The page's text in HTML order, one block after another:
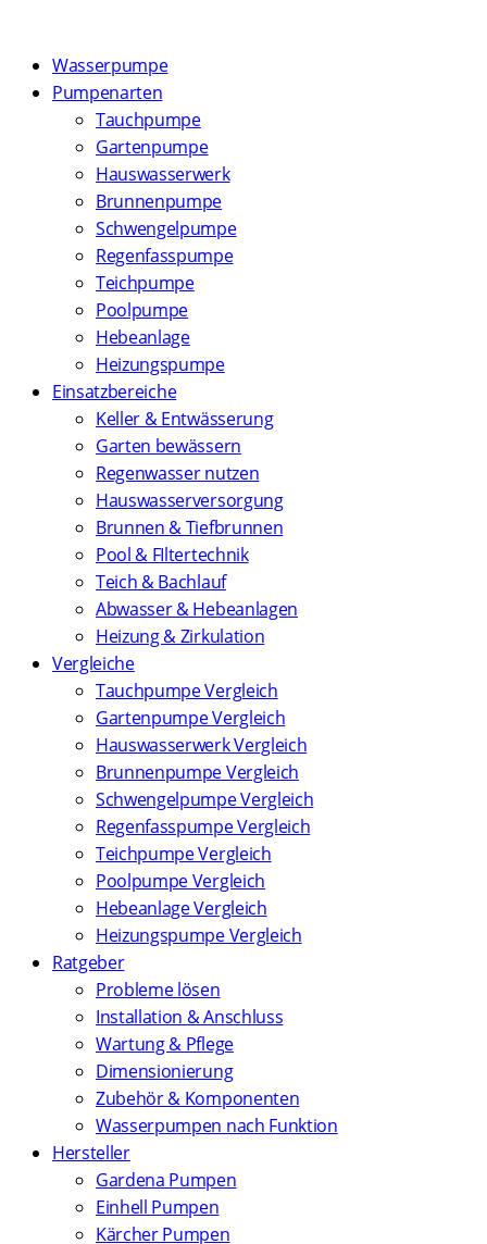
Wasserpumpe
Pumpenarten
Tauchpumpe
Gartenpumpe
Hauswasserwerk
Brunnenpumpe
Schwengelpumpe
Regenfasspumpe
Teichpumpe
Poolpumpe
Hebeanlage
Heizungspumpe
Einsatzbereiche
Keller & Entwässerung
Garten bewässern
Regenwasser nutzen
Hauswasserversorgung
Brunnen & Tiefbrunnen
Pool & FIltertechnik
Teich & Bachlauf
Abwasser & Hebeanlagen
Heizung & Zirkulation
Vergleiche
Tauchpumpe Vergleich
Gartenpumpe Vergleich
Hauswasserwerk Vergleich
Brunnenpumpe Vergleich
Schwengelpumpe Vergleich
Regenfasspumpe Vergleich
Teichpumpe Vergleich
Poolpumpe Vergleich
Hebeanlage Vergleich
Heizungspumpe Vergleich
Ratgeber
Probleme lösen
Installation & Anschluss
Wartung & Pflege
Dimensionierung
Zubehör & Komponenten
Wasserpumpen nach Funktion
Hersteller
Gardena Pumpen
Einhell Pumpen
Kärcher Pumpen